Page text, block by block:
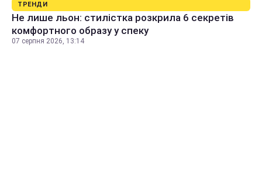
ТРЕНДИ
Не лише льон: стилістка розкрила 6 секретів
комфортного образу у спеку
07 серпня 2026, 13:14